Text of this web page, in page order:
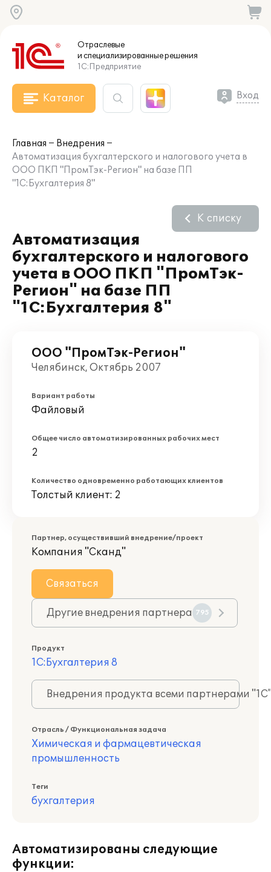
Отраслевые
и специализированныерешения
1С:Предприятие
Каталог Вход
Главная
Внедрения
Автоматизация бухгалтерского и налогового учета в
ООО ПКП "ПромТэк-Регион" на базе ПП
"1С:Бухгалтерия 8"
Автоматизация
бухгалтерского и налогового
учета в ООО ПКП "ПромТэк-
Регион" на базе ПП
"1С:Бухгалтерия 8"
К списку
ООО "ПромТэк-Регион"
Челябинск, Октябрь 2007
Вариант работы
Файловый
Общее число автоматизированных рабочих мест
2
Количество одновременно работающих клиентов
Толстый клиент: 2
Партнер, осуществивший внедрение/проект
Компания "Сканд"
Связаться
Другие внедрения партнера 795
Продукт
1С:Бухгалтерия 8
Внедрения продукта всеми партнерами
Отрасль / Функциональная задача
Химическая и фармацевтическая
промышленность
Теги
бухгалтерия
Автоматизированы следующие
функции: